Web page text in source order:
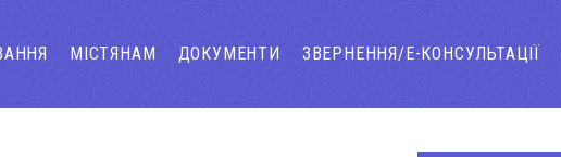
МІСТЯНАМ ДОКУМЕНТИ ЗВЕРНЕННЯ/Е-КОНСУЛЬТАЦІЇ